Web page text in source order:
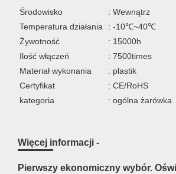
Środowisko
: Wewnątrz
Temperatura działania
: -10℃~40℃
Żywotność
: 15000h
Ilość włączeń
: 7500times
Materiał wykonania
: plastik
Certyfikat
: CE/RoHS
kategoria
: ogólna żarówka
Więcej informacji -
Pierwszy ekonomiczny wybór.